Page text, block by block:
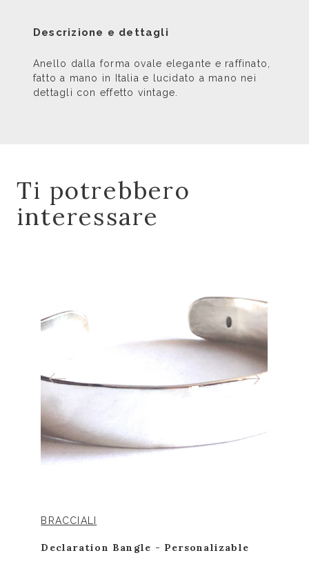
Descrizione e dettagli
Anello dalla forma ovale elegante e raffinato,
fatto a mano in Italia e lucidato a mano nei
dettagli con effetto vintage.
Ti potrebbero
interessare
BRACCIALI
Declaration Bangle - Personalizable